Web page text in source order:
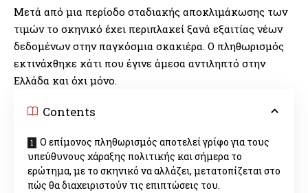
Μετά από μια περίοδο σταδιακής αποκλιμάκωσης των
τιμών το σκηνικό έχει περιπλακεί ξανά εξαιτίας νέων
δεδομένων στην παγκόσμια σκακιέρα. Ο πληθωρισμός
εκτινάχθηκε κάτι που έγινε άμεσα αντιληπτό στην
Ελλάδα και όχι μόνο.
Contents
Ο επίμονος πληθωρισμός αποτελεί γρίφο για τους
υπεύθυνους χάραξης πολιτικής και σήμερα το
ερώτημα, με το σκηνικό να αλλάζει, μετατοπίζεται στο
πώς θα διαχειριστούν τις επιπτώσεις του.